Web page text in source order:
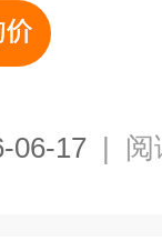
06-17 | 阅